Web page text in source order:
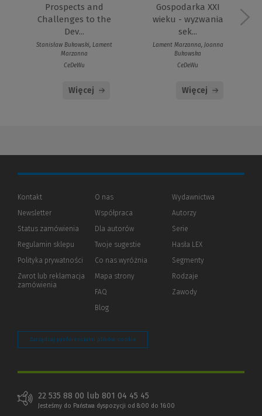
Prospects and
Challenges to the
Dev...
Stanisław Bukowski, Lament
Marzanna
CeDeWu
Więcej
Gospodarka XXI
wieku - wyzwania
sek...
Lament Marzanna, Joanna
Bukowska
CeDeWu
Więcej
Kontakt
Newsletter
Status zamówienia
Regulamin sklepu
Polityka prywatności (Nowe
(Link
innej
Zwrot lub reklamacja
zamówienia
O nas
Współpraca
Dla autorów(Nowe
(Link
innej
strony)
Twoje sugestie
Co nas wyróżnia
Mapa strony
FAQ
Blog
Wydawnictwa
Autorzy
Serie
Hasła LEX
Segmenty
Rodzaje
Zawody
Zarządzaj preferencjami plików cookie
22 535 88 00 lub 801 04 45 45
Jesteśmy do Państwa dyspozycji od 8:00 do 16:00